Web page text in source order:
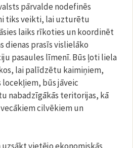
pārvalde nodefinēs
tiks veikti, lai uzturētu
laiks rīkoties un koordinēt
dienas prasīs vislielāko
pasaules līmenī. Būs ļoti liela
lai palīdzētu kaimiņiem,
būs jāveic
nabadzīgākās teritorijas, kā
cilvēkiem un